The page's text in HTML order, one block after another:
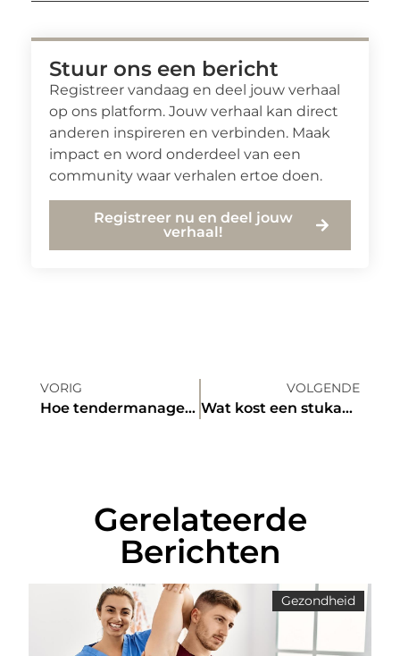
Stuur ons een bericht
Registreer vandaag en deel jouw verhaal
op ons platform. Jouw verhaal kan direct
anderen inspireren en verbinden. Maak
impact en word onderdeel van een
community waar verhalen ertoe doen.
Registreer nu en deel jouw
verhaal!
VORIG
Hoe tendermanagement je helpt bij aanbestedingen
VOLGENDE
Wat kost een stukadoor in Den Haag en Rotterdam?
Gerelateerde
Berichten
Gezondheid